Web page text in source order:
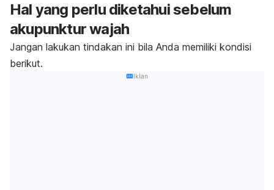
Hal yang perlu diketahui sebelum
akupunktur wajah
Jangan lakukan tindakan ini bila Anda memiliki kondisi
berikut.
Iklan